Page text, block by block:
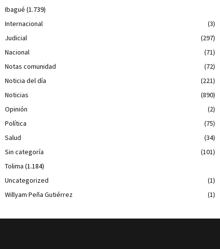
Ibagué (1.739)
Internacional
(3)
Judicial
(297)
Nacional
(71)
Notas comunidad
(72)
Noticia del día
(221)
Noticias
(890)
Opinión
(2)
Política
(75)
Salud
(34)
Sin categoría
(101)
Tolima (1.184)
Uncategorized
(1)
Willyam Peña Gutiérrez
(1)